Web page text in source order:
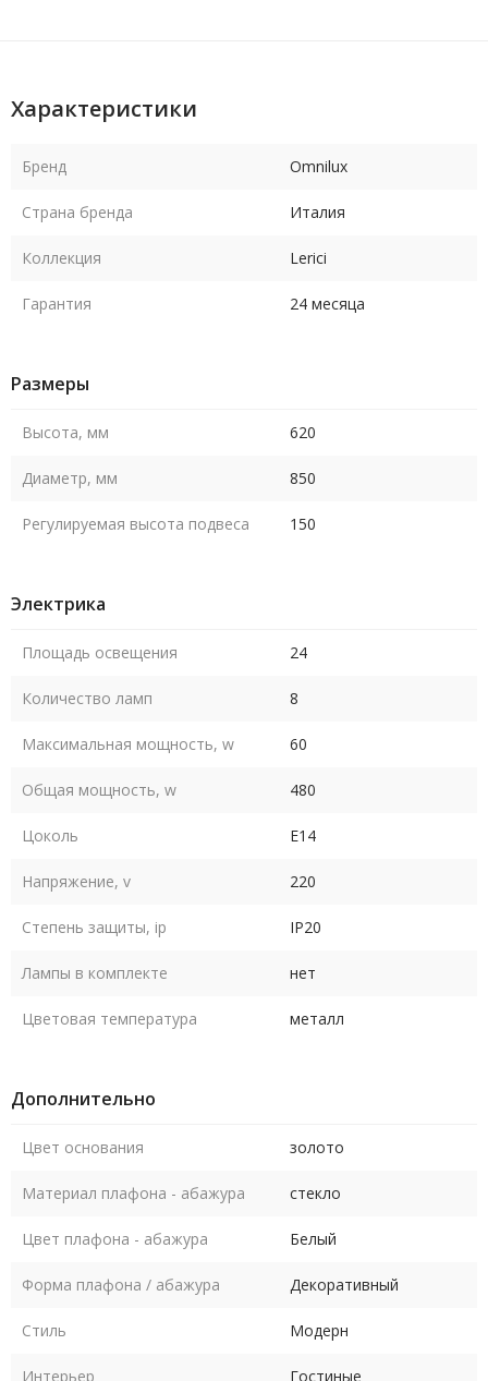
Характеристики
Бренд Omnilux
Страна бренда Италия
Коллекция Lerici
Гарантия 24 месяца
Размеры
Высота, мм 620
Диаметр, мм 850
Регулируемая высота подвеса 150
Электрика
Площадь освещения 24
Количество ламп 8
Максимальная мощность, w 60
Общая мощность, w 480
Цоколь E14
Напряжение, v 220
Степень защиты, ip IP20
Лампы в комплекте нет
Цветовая температура металл
Дополнительно
Цвет основания золото
Материал плафона - абажура стекло
Цвет плафона - абажура Белый
Форма плафона / абажура Декоративный
Стиль Модерн
Интерьер Гостиные